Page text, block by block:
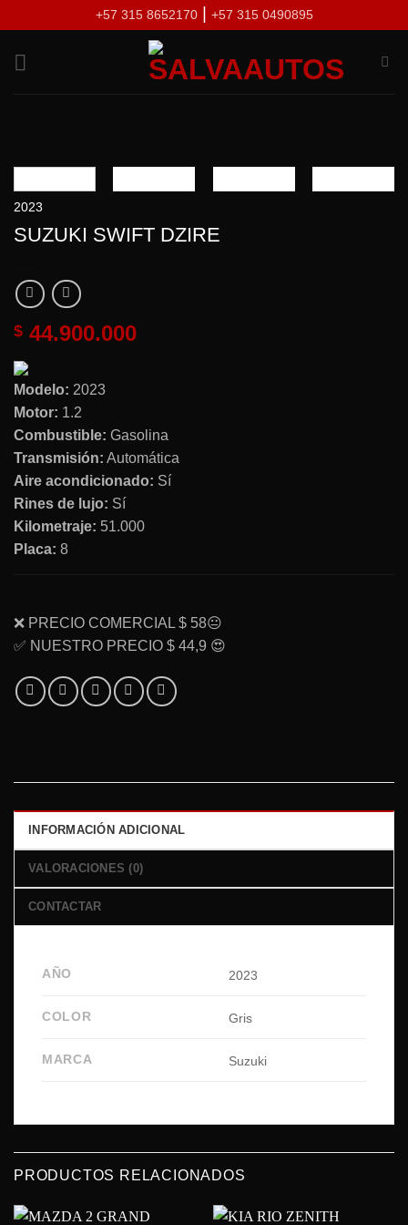
to
content
+57 315 8652170| +57 315 0490895
2023
SUZUKI SWIFT DZIRE
$ 44.900.000
Modelo: 2023
Motor: 1.2
Combustible: Gasolina
Transmisión: Automática
Aire acondicionado: Sí
Rines de lujo: Sí
Kilometraje: 51.000
Placa: 8
❌ PRECIO COMERCIAL $ 58😐
✅ NUESTRO PRECIO $ 44,9 😍
INFORMACIÓN ADICIONAL
VALORACIONES (0)
CONTACTAR
AÑO 2023
COLOR Gris
MARCA Suzuki
PRODUCTOS RELACIONADOS